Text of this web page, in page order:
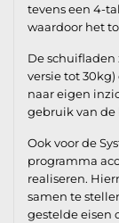
tevens een 4-
waardoor het
De
versie tot
naar eigen
gebruik van de
Ook voor de
programma
realiseren.
samen te
gestelde eisen